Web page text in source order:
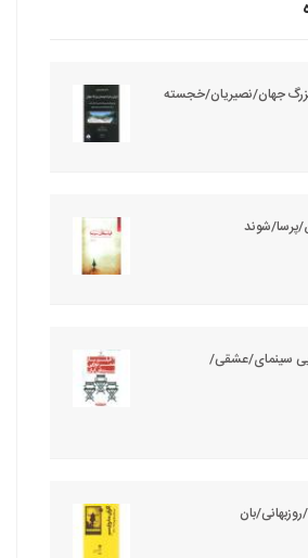
بزرگ جهان/نصیریان/خجسته
پرسا/شوند
سینمای/عشقی/
بان